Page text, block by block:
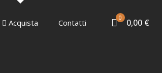
Acquista Contatti
0 0,00 €